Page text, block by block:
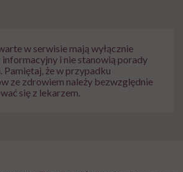
w serwisie mają wyłącznie
i nie stanowią porady
Pamiętaj, że w przypadku
ze zdrowiem należy bezwzględnie
się z lekarzem.